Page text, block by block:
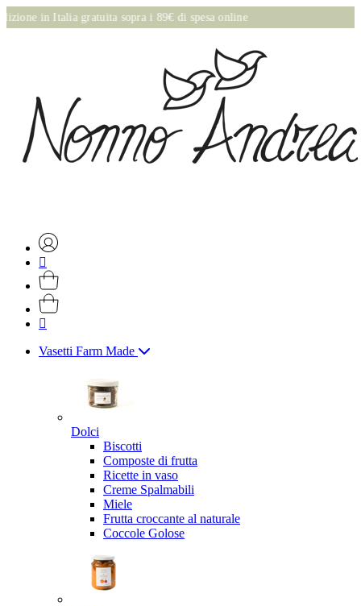
i 89€ di spesa online
Vasetti Farm Made
Dolci
Biscotti
Composte di frutta
Ricette in vaso
Creme Spalmabili
Miele
Frutta croccante al naturale
Coccole Golose